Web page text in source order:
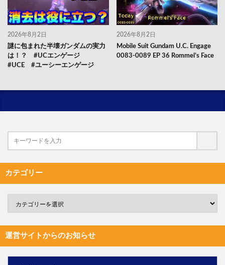
2026年8月2日
謎に包まれた半壊ガンダムの実力
は！？ #UCエンゲージ
#UCE #ユーシーエンゲージ
2026年8月2日
Mobile Suit Gundam U.C. Engage
0083-0089 EP 36 Rommel’s Face
カテゴリー
運営サイトからのお知らせ